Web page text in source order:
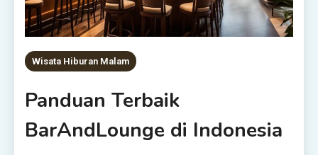
Wisata Hiburan Malam
Panduan Terbaik
BarAndLounge di Indonesia